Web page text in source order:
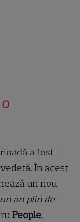
a fost
În acest
un nou
an plin de
People,